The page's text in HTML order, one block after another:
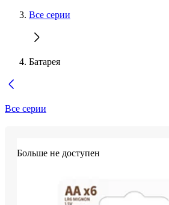
Все серии
Батарея
Все серии
Больше не доступен